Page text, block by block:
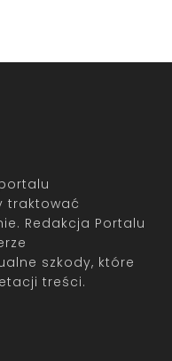
traktować
Redakcja Portalu
szkody, które
treści.